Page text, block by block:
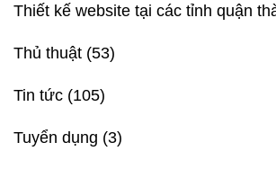
Thiết kế website tại các tỉnh quận
Thủ thuật (53)
Tin tức (105)
Tuyển dụng (3)